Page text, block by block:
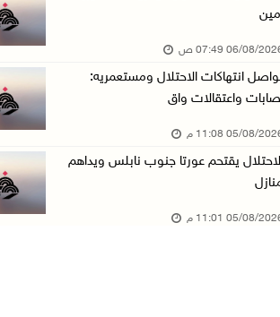
الرئيس يقلد عائلة القائد الوطني الراحل أحمد ع ...
باسم الرئيس: وزير الداخلية يمنح العميد جيسون ...
الاحتلال يقتحم كفر مالك ودير جرير ومستعمرون ي ...
05/آب/2026 07:17 م
"التربية" تخرج الفوج الأول من مدربي المعلمين ...
08/2026 07:49 ص
انتهاكات الاحتلال ومستعمريه:
واعتقالات واق
08/2026 11:08 م
يقتحم عورتا جنوب نابلس ويداهم
08/2026 11:01 م